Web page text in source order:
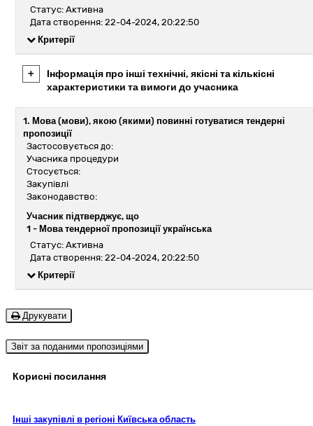
Статус: Активна
Дата створення: 22-04-2024, 20:22:50
Критерії
+
Інформація про інші технічні, якісні та кількісні
характеристики та вимоги до учасника
1. Мова (мови), якою (якими) повинні готуватися тендерні
пропозиції
Застосовується до:
Учасника процедури
Стосується:
Закупівлі
Законодавство:
Учасник підтверджує, що
1 - Мова тендерної пропозиції українська
Статус: Активна
Дата створення: 22-04-2024, 20:22:50
Критерії
Друкувати
Звіт за поданими пропозиціями
Корисні посилання
Інші закупівлі в регіоні Київська область